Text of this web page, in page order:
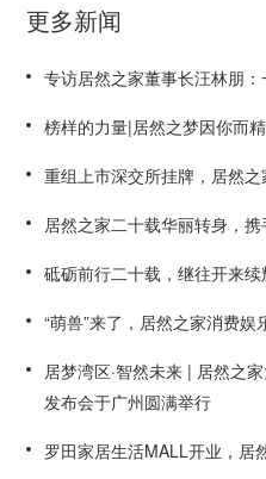
更多新闻
专访居然之家董事长汪林朋
榜样的力量|居然之梦因你而
重组上市深交所挂牌，居然
居然之家二十载华丽转身，
砥砺前行二十载，继往开来续
“萌兽”来了，居然之家消费娱
居梦湾区·智然未来 | 居然之
发布会于广州圆满举行
罗田家居生活MALL开业，居